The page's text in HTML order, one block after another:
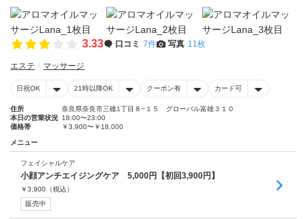
3.33 口コミ 7件 写真 11枚
エステ マッサージ
日祝OK 21時以降OK クーポン有 カード可
住所
奈良県奈良市三碓1丁目８−１５ グローバル富雄３１０
本日の営業状況 18:00〜23:00
価格帯
￥3,900〜￥18,000
メニュー
フェイシャルケア
小顔アンチエイジングケア 5,000円【初回3,900円】
￥3,900 （税込）
販売中